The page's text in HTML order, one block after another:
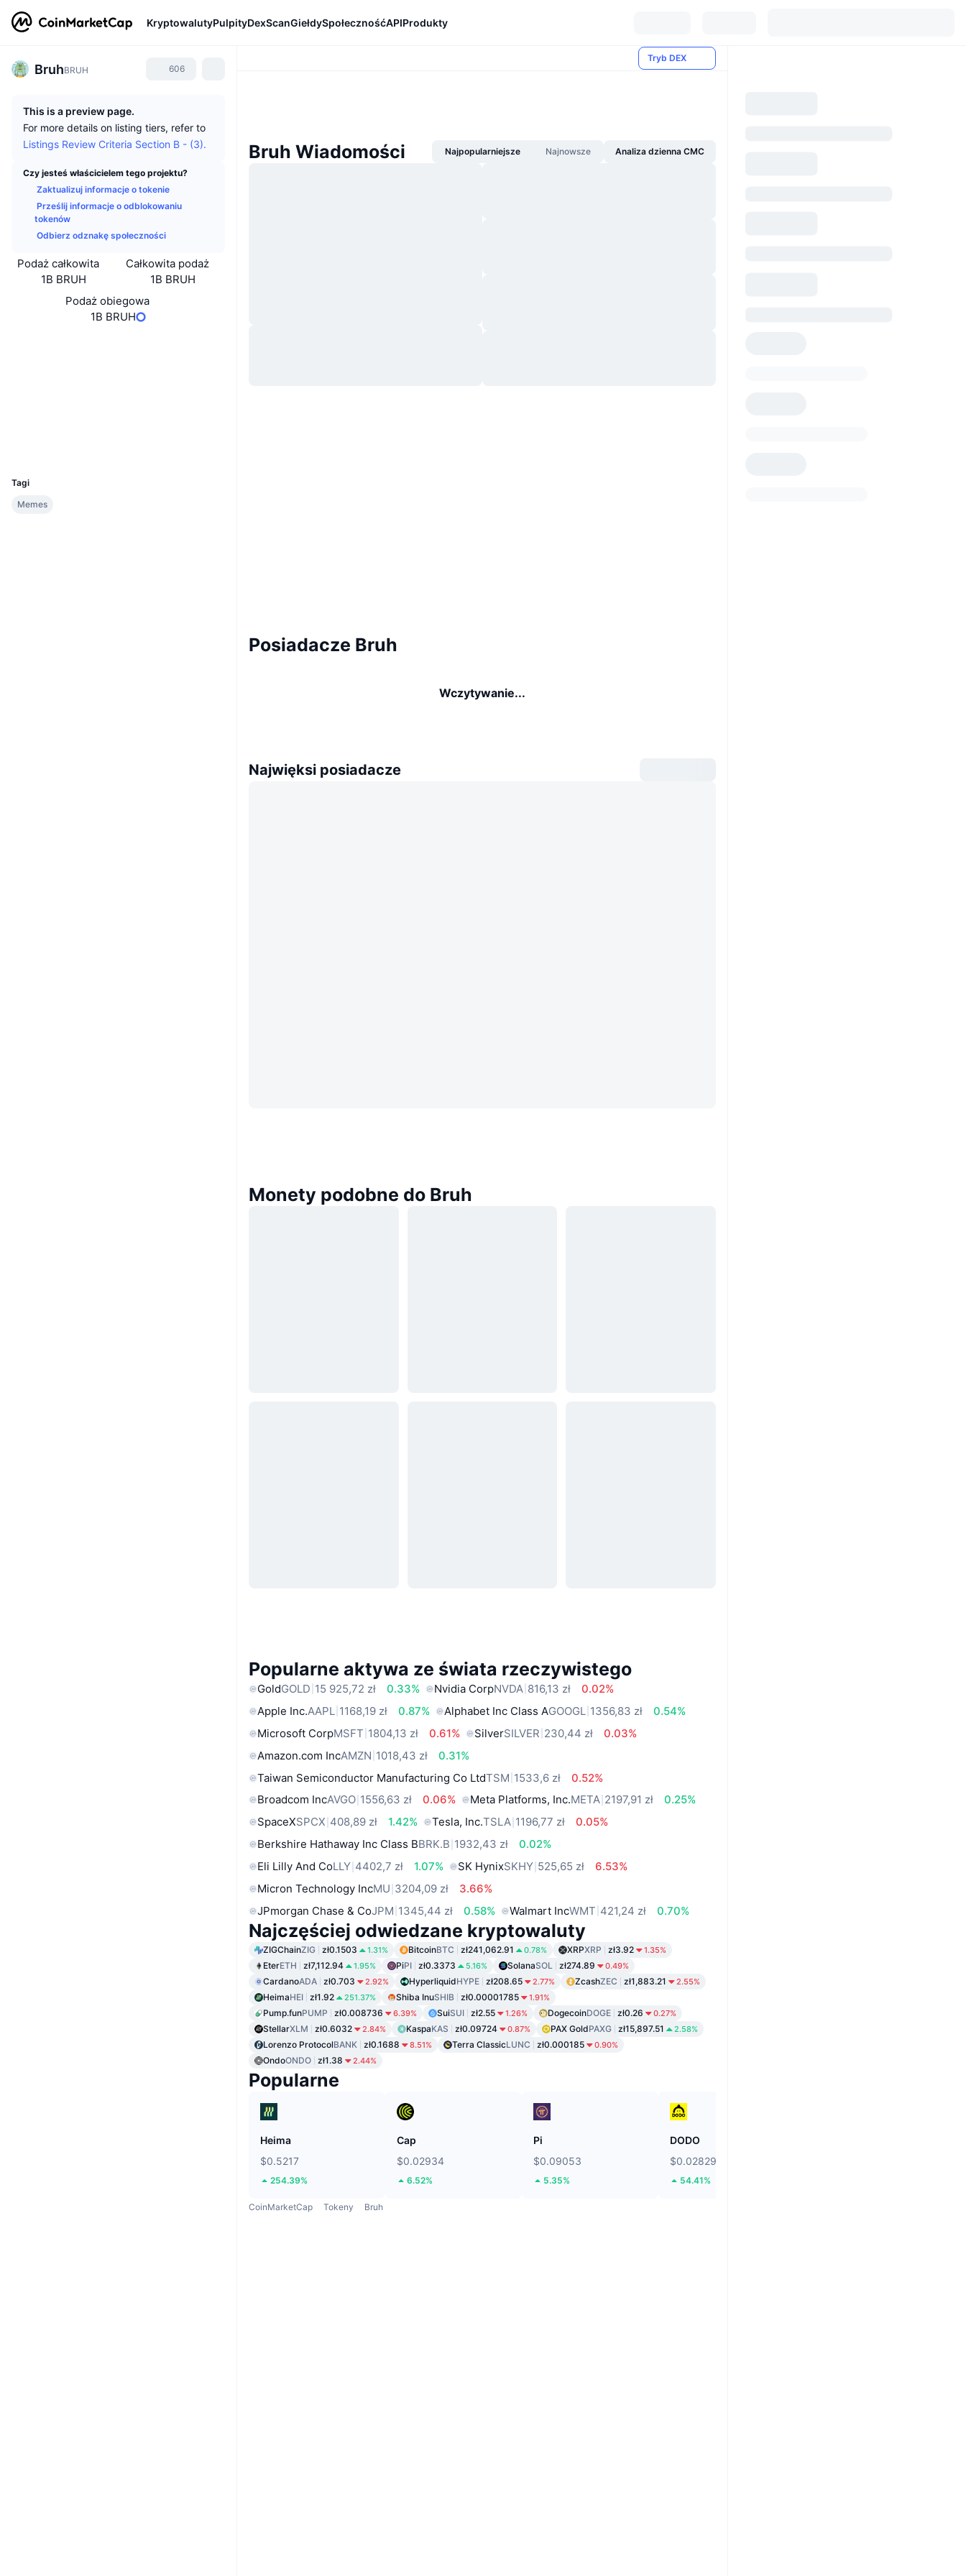
KryptowalutyPulpityDexScanGiełdySpołecznośćAPIProdukty
BruhBRUH 606
This is a preview page.
For more details on listing tiers, refer to
Listings Review Criteria Section B - (3).
Czy jesteś właścicielem tego projektu?
Zaktualizuj informacje o tokenie
Prześlij informacje o odblokowaniu
tokenów
Odbierz odznakę społeczności
Podaż całkowita
1B BRUH
Całkowita podaż
1B BRUH
Podaż obiegowa
1B BRUH
Tagi
Memes
Tryb DEX
Bruh Wiadomości Najpopularniejsze Najnowsze Analiza dzienna CMC
Posiadacze Bruh
Wczytywanie...
Najwięksi posiadacze
Monety podobne do Bruh
Popularne aktywa ze świata rzeczywistego
GoldGOLD 15 925,72 zł 0.33% Nvidia CorpNVDA 816,13 zł
0.02%
Apple Inc.AAPL 1168,19 zł 0.87% Alphabet Inc Class AGOOGL 1356,83 zł
0.54%
Microsoft CorpMSFT 1804,13 zł 0.61% SilverSILVER 230,44 zł
0.03%
Amazon.com IncAMZN 1018,43 zł
0.31%
Taiwan Semiconductor Manufacturing Co LtdTSM 1533,6 zł
0.52%
Broadcom IncAVGO 1556,63 zł 0.06% Meta Platforms, Inc.META 2197,91 zł
0.25%
SpaceXSPCX 408,89 zł 1.42% Tesla, Inc.TSLA 1196,77 zł
0.05%
Berkshire Hathaway Inc Class BBRK.B 1932,43 zł
0.02%
Eli Lilly And CoLLY 4402,7 zł 1.07% SK HynixSKHY 525,65 zł
6.53%
Micron Technology IncMU 3204,09 zł
3.66%
JPmorgan Chase & CoJPM 1345,44 zł 0.58% Walmart IncWMT 421,24 zł 0.70%
Najczęściej odwiedzane kryptowaluty
ZIGChainZIG zł0.1503 1.31% BitcoinBTC zł241,062.91 0.78% XRPXRP zł3.92 1.35%
EterETH zł7,112.94 1.95% PiPI zł0.3373 5.16% SolanaSOL zł274.89 0.49%
CardanoADA zł0.703 2.92% HyperliquidHYPE zł208.65 2.77% ZcashZEC zł1,883.21 2.55%
HeimaHEI zł1.92 251.37% Shiba InuSHIB zł0.00001785 1.91%
Pump.funPUMP zł0.008736 6.39% SuiSUI zł2.55 1.26% DogecoinDOGE zł0.26 0.27%
StellarXLM zł0.6032 2.84% KaspaKAS zł0.09724 0.87% PAX GoldPAXG zł15,897.51 2.58%
Lorenzo ProtocolBANK zł0.1688 8.51% Terra ClassicLUNC zł0.000185 0.90%
OndoONDO zł1.38 2.44%
Popularne
Heima
$0.5217
254.39%
Cap
$0.02934
6.52%
Pi
$0.09053
5.35%
DODO
$0.02829
54.41%
CoinMarketCap Tokeny Bruh